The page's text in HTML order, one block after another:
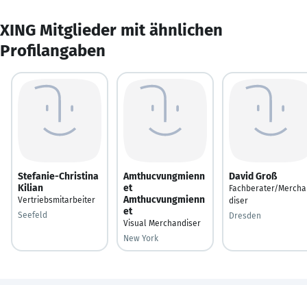
XING Mitglieder mit ähnlichen
Profilangaben
Stefanie-Christina
Kilian
Vertriebsmitarbeiter
Seefeld
Amthucvungmienn
et
Amthucvungmienn
et
Visual Merchandiser
New York
David Groß
Fachberater/
diser
Dresden